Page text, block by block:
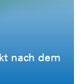
nach dem